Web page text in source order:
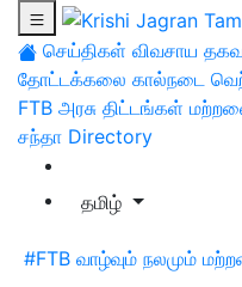
செய்திகள் விவசாய
தோட்டக்கலை கால்நடை
FTB அரசு திட்டங்கள்
சந்தா Directory
தமிழ்
#FTB வாழ்வும் நலமும்